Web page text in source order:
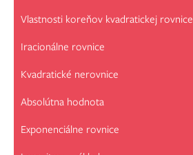
Vlastnosti koreňov kvadratickej rovnice
Iracionálne rovnice
Kvadratické nerovnice
Absolútna hodnota
Exponenciálne rovnice